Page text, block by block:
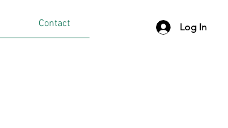
Contact Log In